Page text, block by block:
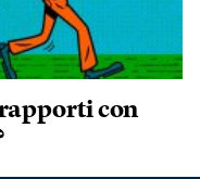
con